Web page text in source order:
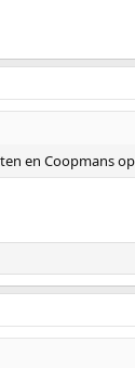
en Coopmans